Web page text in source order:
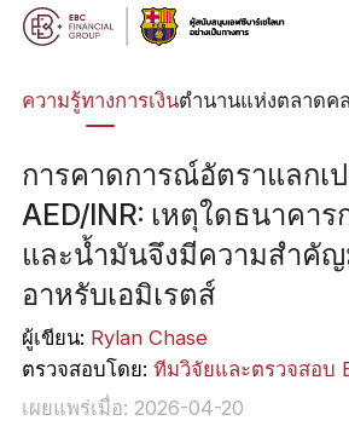
ความรู้ทางการเงินตำนานแห่งตลาดค
การคาดการณ์อัตราแลกเ
AED/INR: เหตุใดธนาคาร
และน้ำมันจึงมีความสำคัญ
อาหรับเอมิเรตส์
ผู้เขียน: Rylan Chase
ตรวจสอบโดย: ทีมวิจัยและตรวจสอบ
เผยแพร่เมื่อ: 2026-04-20